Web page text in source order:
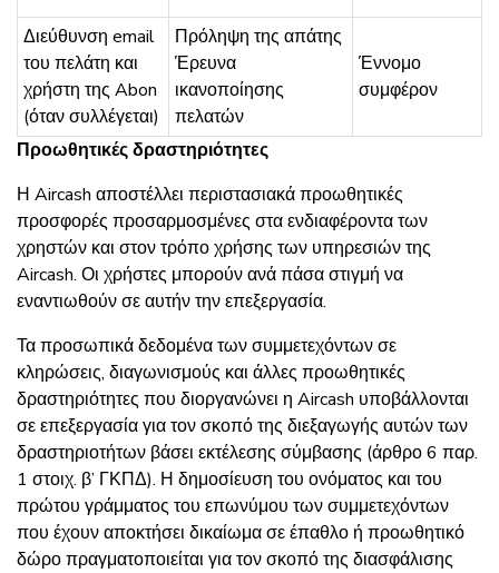
Διεύθυνση email
του πελάτη και
χρήστη της Abon
(όταν συλλέγεται)
Πρόληψη της απάτης
Έρευνα
ικανοποίησης
πελατών
Έννομο
συμφέρον
Προωθητικές δραστηριότητες
Η Aircash αποστέλλει περιστασιακά προωθητικές
προσφορές προσαρμοσμένες στα ενδιαφέροντα των
χρηστών και στον τρόπο χρήσης των υπηρεσιών της
Aircash. Οι χρήστες μπορούν ανά πάσα στιγμή να
εναντιωθούν σε αυτήν την επεξεργασία.
Τα προσωπικά δεδομένα των συμμετεχόντων σε
κληρώσεις, διαγωνισμούς και άλλες προωθητικές
δραστηριότητες που διοργανώνει η Aircash υποβάλλονται
σε επεξεργασία για τον σκοπό της διεξαγωγής αυτών των
δραστηριοτήτων βάσει εκτέλεσης σύμβασης (άρθρο 6 παρ.
1 στοιχ. β’ ΓΚΠΔ). Η δημοσίευση του ονόματος και του
πρώτου γράμματος του επωνύμου των συμμετεχόντων
που έχουν αποκτήσει δικαίωμα σε έπαθλο ή προωθητικό
δώρο πραγματοποιείται για τον σκοπό της διασφάλισης